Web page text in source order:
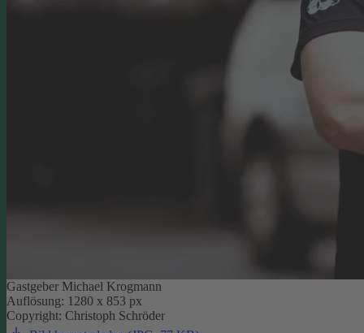
Gastgeber Michael Krogmann
Auflösung: 1280 x 853 px
Copyright: Christoph Schröder